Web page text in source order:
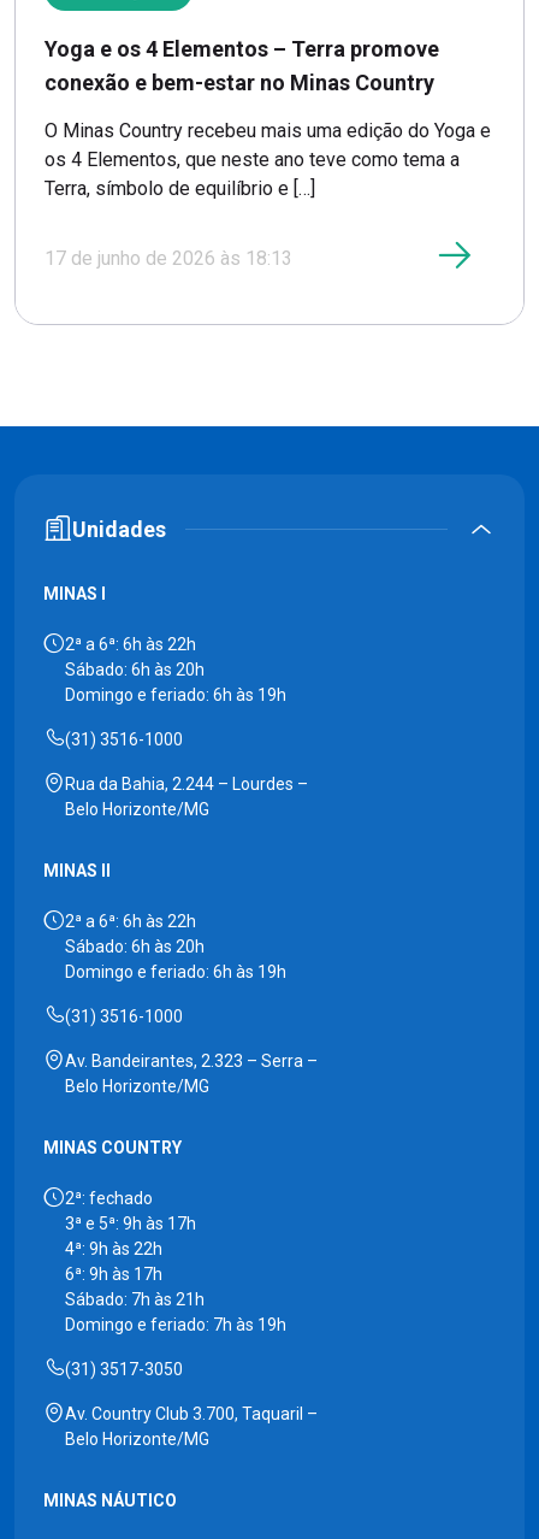
Yoga e os 4 Elementos – Terra promove
conexão e bem-estar no Minas Country
O Minas Country recebeu mais uma edição do Yoga e
os 4 Elementos, que neste ano teve como tema a
Terra, símbolo de equilíbrio e […]
17 de junho de 2026 às 18:13
Unidades
MINAS I
2ª a 6ª: 6h às 22h
Sábado: 6h às 20h
Domingo e feriado: 6h às 19h
(31) 3516-1000
Rua da Bahia, 2.244 – Lourdes –
Belo Horizonte/MG
MINAS II
2ª a 6ª: 6h às 22h
Sábado: 6h às 20h
Domingo e feriado: 6h às 19h
(31) 3516-1000
Av. Bandeirantes, 2.323 – Serra –
Belo Horizonte/MG
MINAS COUNTRY
2ª: fechado
3ª e 5ª: 9h às 17h
4ª: 9h às 22h
6ª: 9h às 17h
Sábado: 7h às 21h
Domingo e feriado: 7h às 19h
(31) 3517-3050
Av. Country Club 3.700, Taquaril –
Belo Horizonte/MG
MINAS NÁUTICO